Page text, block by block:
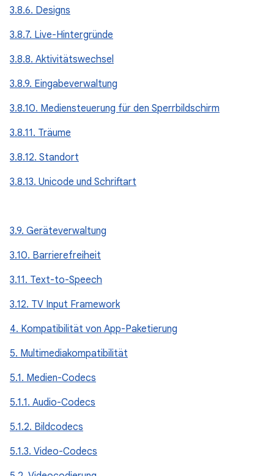
3.8.6. Designs
3.8.7. Live-Hintergründe
3.8.8. Aktivitätswechsel
3.8.9. Eingabeverwaltung
3.8.10. Mediensteuerung für den Sperrbildschirm
3.8.11. Träume
3.8.12. Standort
3.8.13. Unicode und Schriftart
3.9. Geräteverwaltung
3.10. Barrierefreiheit
3.11. Text-to-Speech
3.12. TV Input Framework
4. Kompatibilität von App-Paketierung
5. Multimediakompatibilität
5.1. Medien-Codecs
5.1.1. Audio-Codecs
5.1.2. Bildcodecs
5.1.3. Video-Codecs